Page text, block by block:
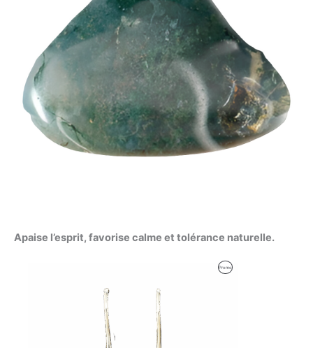
Apaise l’esprit, favorise calme et tolérance naturelle.
PromoProduit